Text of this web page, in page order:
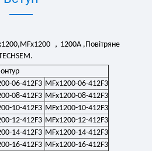
， 1200А , Повітряне
06-412F3 MFx1200-06-412F3
08-412F3 MFx1200-08-412F3
10-412F3 MFx1200-10-412F3
12-412F3 MFx1200-12-412F3
14-412F3 MFx1200-14-412F3
16-412F3 MFx1200-16-412F3